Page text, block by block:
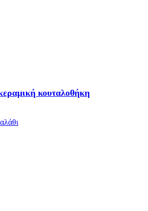
κουταλοθήκη